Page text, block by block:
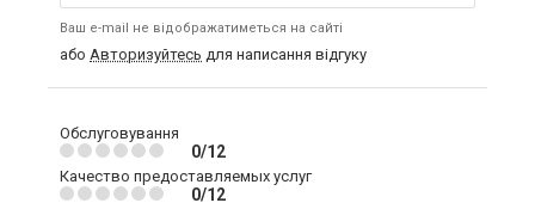
Ваш e-mail не відображатиметься на сайті
або Авторизуйтесь для написання відгуку
Обслуговування
0/12
Качество предоставляемых услуг
0/12